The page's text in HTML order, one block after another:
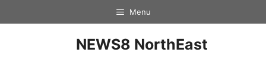
Menu
NEWS8 NorthEast